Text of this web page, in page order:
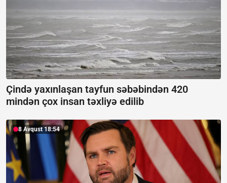
Çində yaxınlaşan tayfun səbəbindən 420
mindən çox insan təxliyə edilib
8 Avqust 18:54